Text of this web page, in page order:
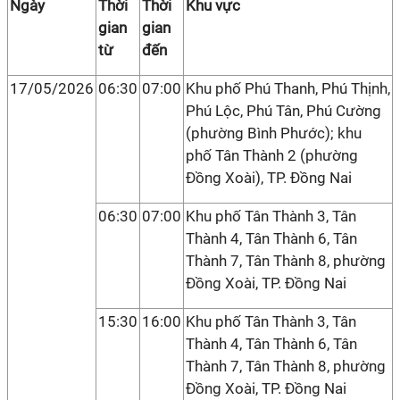
Ngày
Thời
gian
từ
Thời
gian
đến
Khu vực
17/05/2026 06:30 07:00 Khu phố Phú Thanh, Phú Thịnh,
Phú Lộc, Phú Tân, Phú Cường
(phường Bình Phước); khu
phố Tân Thành 2 (phường
Đồng Xoài), TP. Đồng Nai
06:30 07:00 Khu phố Tân Thành 3, Tân
Thành 4, Tân Thành 6, Tân
Thành 7, Tân Thành 8, phường
Đồng Xoài, TP. Đồng Nai
15:30 16:00 Khu phố Tân Thành 3, Tân
Thành 4, Tân Thành 6, Tân
Thành 7, Tân Thành 8, phường
Đồng Xoài, TP. Đồng Nai